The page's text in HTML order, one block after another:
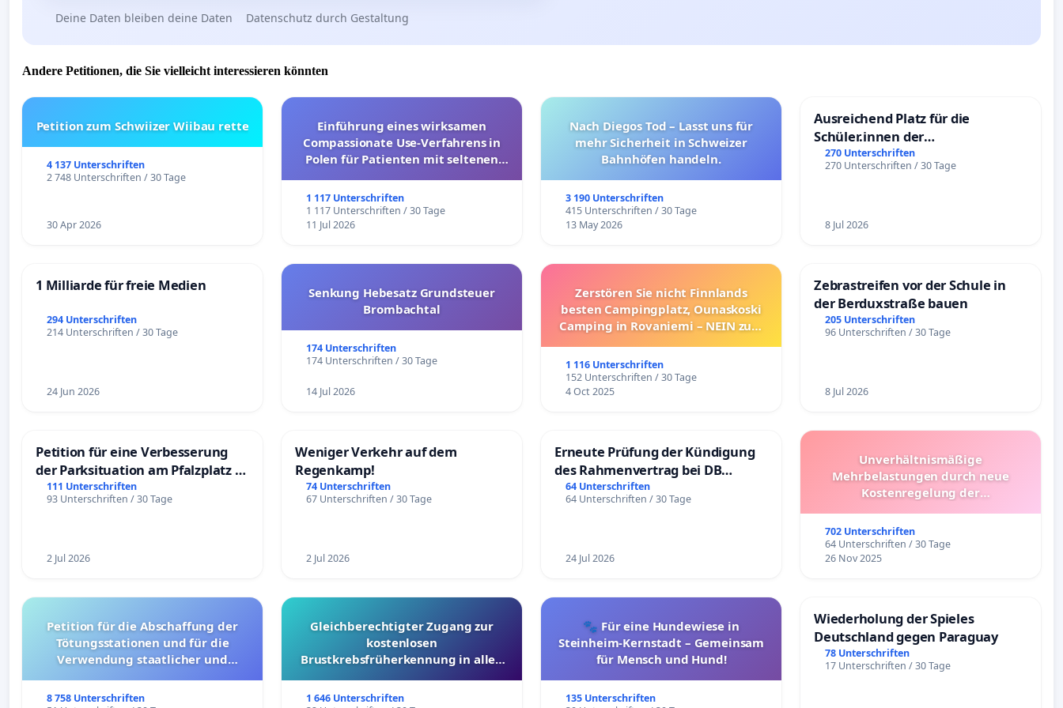
Deine Daten bleiben deine Daten Datenschutz durch Gestaltung
Andere Petitionen, die Sie vielleicht interessieren könnten
Petition zum Schwiizer Wiibau rette
4 137 Unterschriften
2 748 Unterschriften / 30 Tage
30 Apr 2026
Einführung eines wirksamen
Compassionate Use-Verfahrens in
Polen für Patienten mit seltenen
1 117 Unterschriften
1 117 Unterschriften / 30 Tage
11 Jul 2026
Nach Diegos Tod – Lasst uns für
mehr Sicherheit in Schweizer
Bahnhöfen handeln.
3 190 Unterschriften
415 Unterschriften / 30 Tage
13 May 2026
Ausreichend Platz für die
Schüler.innen der
Schönbergschule
270 Unterschriften
270 Unterschriften / 30 Tage
8 Jul 2026
1 Milliarde für freie Medien
294 Unterschriften
214 Unterschriften / 30 Tage
24 Jun 2026
Senkung Hebesatz Grundsteuer
Brombachtal
174 Unterschriften
174 Unterschriften / 30 Tage
14 Jul 2026
Zerstören Sie nicht Finnlands
besten Campingplatz, Ounaskoski
Camping in Rovaniemi – NEIN zum
1 116 Unterschriften
152 Unterschriften / 30 Tage
4 Oct 2025
Zebrastreifen vor der Schule in
der Berduxstraße bauen
205 Unterschriften
96 Unterschriften / 30 Tage
8 Jul 2026
Petition für eine Verbesserung
der Parksituation am Pfalzplatz in
Mannheim
111 Unterschriften
93 Unterschriften / 30 Tage
2 Jul 2026
Weniger Verkehr auf dem
Regenkamp!
74 Unterschriften
67 Unterschriften / 30 Tage
2 Jul 2026
Erneute Prüfung der Kündigung
des Rahmenvertrag bei DB
Fahrwegdienste Gmbh
64 Unterschriften
64 Unterschriften / 30 Tage
24 Jul 2026
Unverhältnismäßige
Mehrbelastungen durch neue
Kostenregelung der
Überprüfung und Alternativen
702 Unterschriften
64 Unterschriften / 30 Tage
26 Nov 2025
Petition für die Abschaffung der
Tötungsstationen und für die
Verwendung staatlicher und
8 758 Unterschriften
Gleichberechtigter Zugang zur
kostenlosen
Brustkrebsfrüherkennung in allen
1 646 Unterschriften
🐾 Für eine Hundewiese in
Steinheim-Kernstadt – Gemeinsam
für Mensch und Hund!
135 Unterschriften
Wiederholung der Spieles
Deutschland gegen Paraguay
78 Unterschriften
17 Unterschriften / 30 Tage